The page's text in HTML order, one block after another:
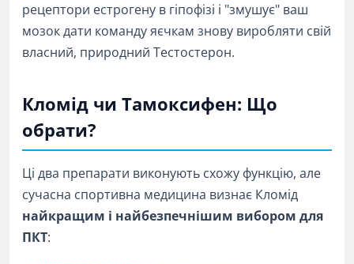
рецептори естрогену в гіпофізі і "змушує" ваш
мозок дати команду яєчкам знову виробляти свій
власний, природний Тестостерон.
Кломід чи Тамоксифен: Що
обрати?
Ці два препарати виконують схожу функцію, але
сучасна спортивна медицина визнає Кломід
найкращим і найбезпечнішим вибором для
ПКТ: